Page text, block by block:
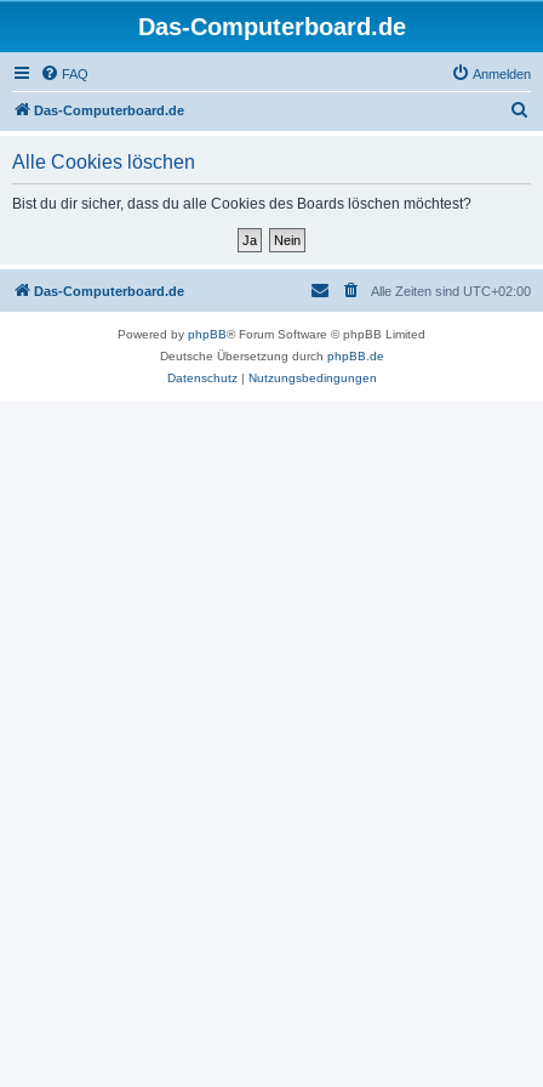
Das-Computerboard.de
FAQ Anmelden
Das-Computerboard.de
Alle Cookies löschen
Bist du dir sicher, dass du alle Cookies des Boards löschen möchtest?
Das-Computerboard.de Alle Zeiten sind UTC+02:00
Powered by phpBB® Forum Software © phpBB Limited
Deutsche Übersetzung durch phpBB.de
Datenschutz| Nutzungsbedingungen